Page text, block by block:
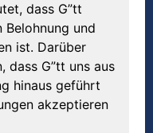
dass G”tt
Belohnung und
ist. Darüber
dass G”tt uns aus
hinaus geführt
akzeptieren